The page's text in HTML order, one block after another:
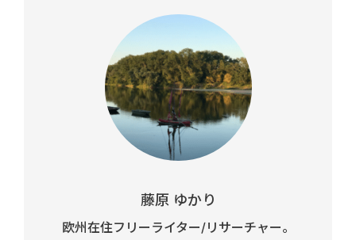
藤原 ゆかり
欧州在住フリーライター/リサーチャー。